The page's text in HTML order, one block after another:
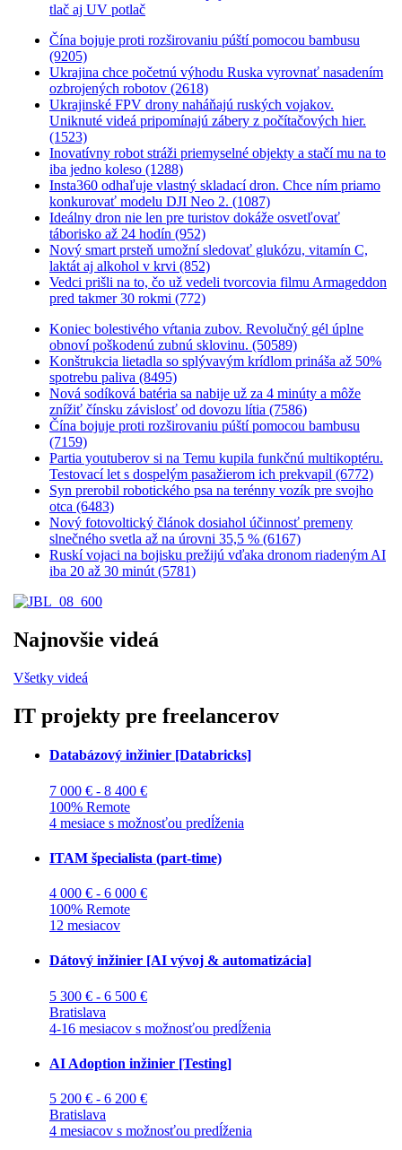
tlač aj UV potlač
Čína bojuje proti rozširovaniu púští pomocou bambusu
(9205)
Ukrajina chce početnú výhodu Ruska vyrovnať nasadením
ozbrojených robotov (2618)
Ukrajinské FPV drony naháňajú ruských vojakov.
Uniknuté videá pripomínajú zábery z počítačových hier.
(1523)
Inovatívny robot stráži priemyselné objekty a stačí mu na to
iba jedno koleso (1288)
Insta360 odhaľuje vlastný skladací dron. Chce ním priamo
konkurovať modelu DJI Neo 2. (1087)
Ideálny dron nie len pre turistov dokáže osvetľovať
táborisko až 24 hodín (952)
Nový smart prsteň umožní sledovať glukózu, vitamín C,
laktát aj alkohol v krvi (852)
Vedci prišli na to, čo už vedeli tvorcovia filmu Armageddon
pred takmer 30 rokmi (772)
Koniec bolestivého vŕtania zubov. Revolučný gél úplne
obnoví poškodenú zubnú sklovinu. (50589)
Konštrukcia lietadla so splývavým krídlom prináša až 50%
spotrebu paliva (8495)
Nová sodíková batéria sa nabije už za 4 minúty a môže
znížiť čínsku závislosť od dovozu lítia (7586)
Čína bojuje proti rozširovaniu púští pomocou bambusu
(7159)
Partia youtuberov si na Temu kupila funkčnú multikoptéru.
Testovací let s dospelým pasažierom ich prekvapil (6772)
Syn prerobil robotického psa na terénny vozík pre svojho
otca (6483)
Nový fotovoltický článok dosiahol účinnosť premeny
slnečného svetla až na úrovni 35,5 % (6167)
Ruskí vojaci na bojisku prežijú vďaka dronom riadeným AI
iba 20 až 30 minút (5781)
Najnovšie videá
Všetky videá
IT projekty pre freelancerov
Databázový inžinier [Databricks]
7 000 € - 8 400 €
100% Remote
4 mesiace s možnosťou predĺženia
ITAM špecialista (part-time)
4 000 € - 6 000 €
100% Remote
12 mesiacov
Dátový inžinier [AI vývoj & automatizácia]
5 300 € - 6 500 €
Bratislava
4-16 mesiacov s možnosťou predĺženia
AI Adoption inžinier [Testing]
5 200 € - 6 200 €
Bratislava
4 mesiacov s možnosťou predĺženia